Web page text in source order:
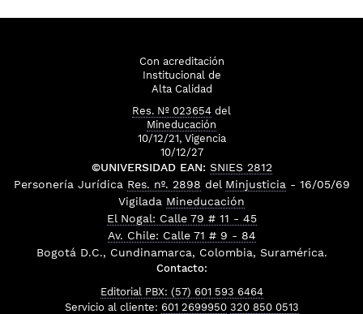
Con acreditación
Institucional de
Alta Calidad
Res. Nº 023654 del
Mineducación
10/12/21, Vigencia
10/12/27
©UNIVERSIDAD EAN: SNIES 2812
Personería Jurídica Res. nº. 2898 del Minjusticia - 16/05/69
Vigilada Mineducación
El Nogal: Calle 79 # 11 - 45
Av. Chile: Calle 71 # 9 - 84
Bogotá D.C., Cundinamarca, Colombia, Suramérica.
Contacto:
Editorial PBX: (57) 601 593 6464
Servicio al cliente: 601 2699950 320 850 0513